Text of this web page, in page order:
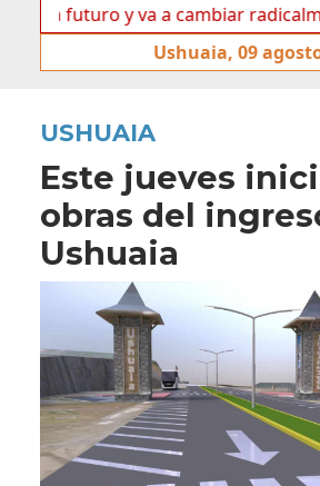
y va a cambiar radicalmente
Ushuaia, 09
USHUAIA
Este jueves
obras del
Ushuaia